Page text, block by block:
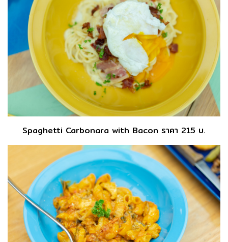
Spaghetti Carbonara with Bacon ราคา 215 บ.